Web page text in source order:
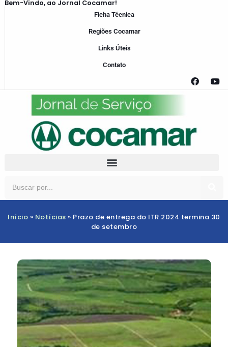
Bem-Vindo, ao Jornal Cocamar!
Ficha Técnica
Regiões Cocamar
Links Úteis
Contato
Início » Notícias » Prazo de entrega do ITR 2024 termina 30
de setembro